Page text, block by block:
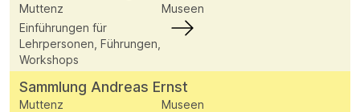
Muttenz
Museen
Einführungen für
Lehrpersonen, Führungen,
Workshops
Sammlung Andreas Ernst
Muttenz
Museen